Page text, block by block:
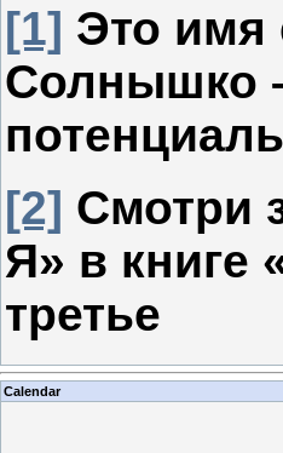
[1] Это имя
Солнышко
[2] Смотри
Я» в книге
третье
Calendar